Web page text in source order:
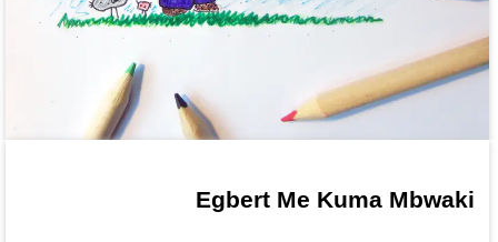
Egbert Me Kuma Mbwaki